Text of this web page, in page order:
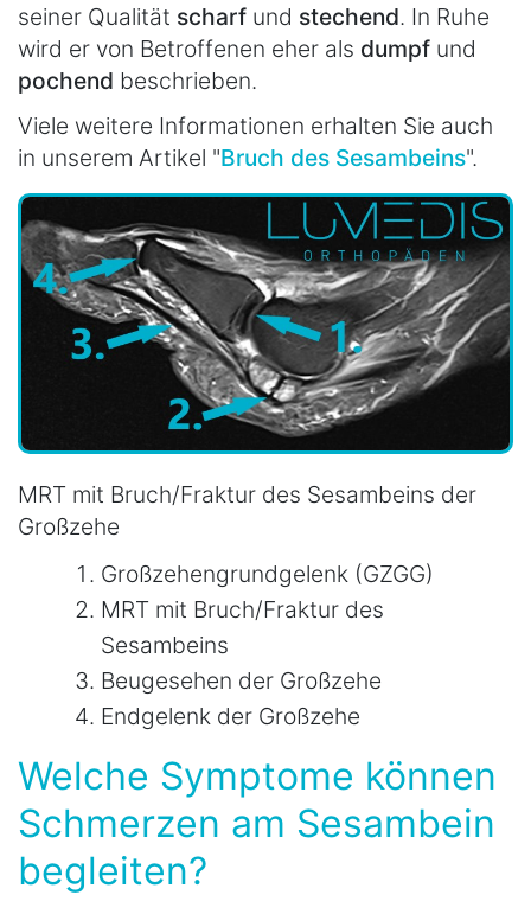
seiner Qualität scharf und stechend. In Ruhe
wird er von Betroffenen eher als dumpf und
pochend beschrieben.
Viele weitere Informationen erhalten Sie auch
in unserem Artikel "Bruch des Sesambeins".
MRT mit Bruch/Fraktur des Sesambeins der
Großzehe
Großzehengrundgelenk (GZGG)
MRT mit Bruch/Fraktur des
Sesambeins
Beugesehen der Großzehe
Endgelenk der Großzehe
Welche Symptome können
Schmerzen am Sesambein
begleiten?